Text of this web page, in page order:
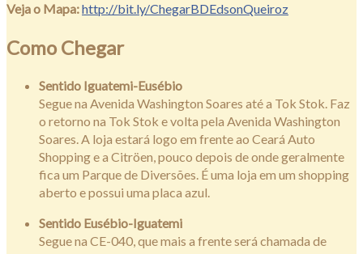
Veja o Mapa:http://bit.ly/ChegarBDEdsonQueiroz
Como Chegar
Sentido Iguatemi-Eusébio
Segue na Avenida Washington Soares até a Tok Stok. Faz
o retorno na Tok Stok e volta pela Avenida Washington
Soares. A loja estará logo em frente ao Ceará Auto
Shopping e a Citröen, pouco depois de onde geralmente
fica um Parque de Diversões. É uma loja em um shopping
aberto e possui uma placa azul.
Sentido Eusébio-Iguatemi
Segue na CE-040, que mais a frente será chamada de